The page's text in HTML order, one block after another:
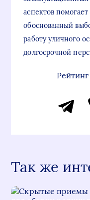
аспектов помогает
обоснованный
работу уличного
долгосрочной
Так же